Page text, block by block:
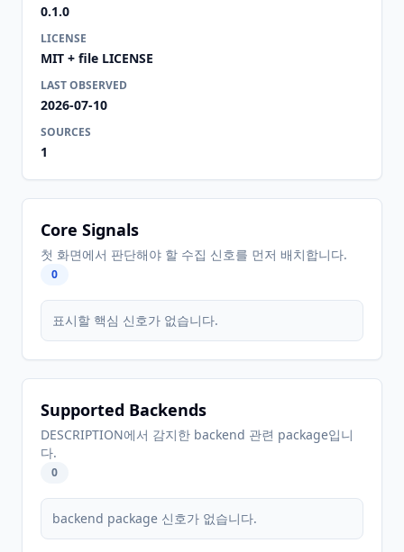
0.1.0
LICENSE
MIT + file LICENSE
LAST OBSERVED
2026-07-10
SOURCES
1
Core Signals
첫 화면에서 판단해야 할 수집 신호를 먼저 배치합니다.
0
표시할 핵심 신호가 없습니다.
Supported Backends
DESCRIPTION에서 감지한 backend 관련 package입니
다.
0
backend package 신호가 없습니다.